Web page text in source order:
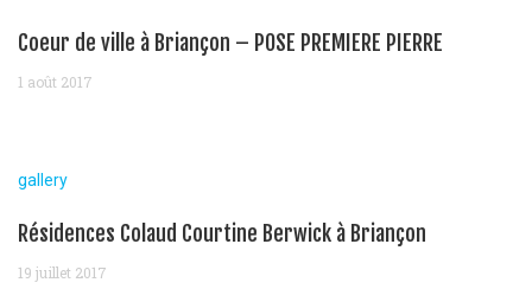
Coeur de ville à Briançon – POSE PREMIERE PIERRE
1 août 2017
gallery
Résidences Colaud Courtine Berwick à Briançon
19 juillet 2017